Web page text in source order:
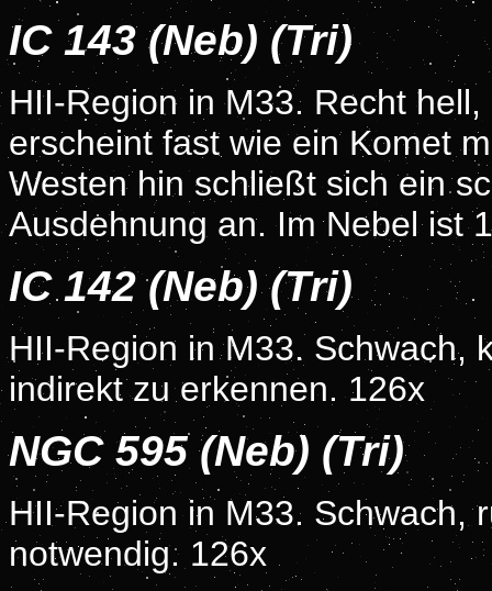
IC 143 (Neb) (Tri)
HII-Region in M33. Recht
erscheint fast wie ein Komet
Westen hin schließt sich ein
Ausdehnung an. Im Nebel ist
IC 142 (Neb) (Tri)
HII-Region in M33. Schwach,
indirekt zu erkennen. 126x
NGC 595 (Neb) (Tri)
HII-Region in M33. Schwach,
notwendig. 126x